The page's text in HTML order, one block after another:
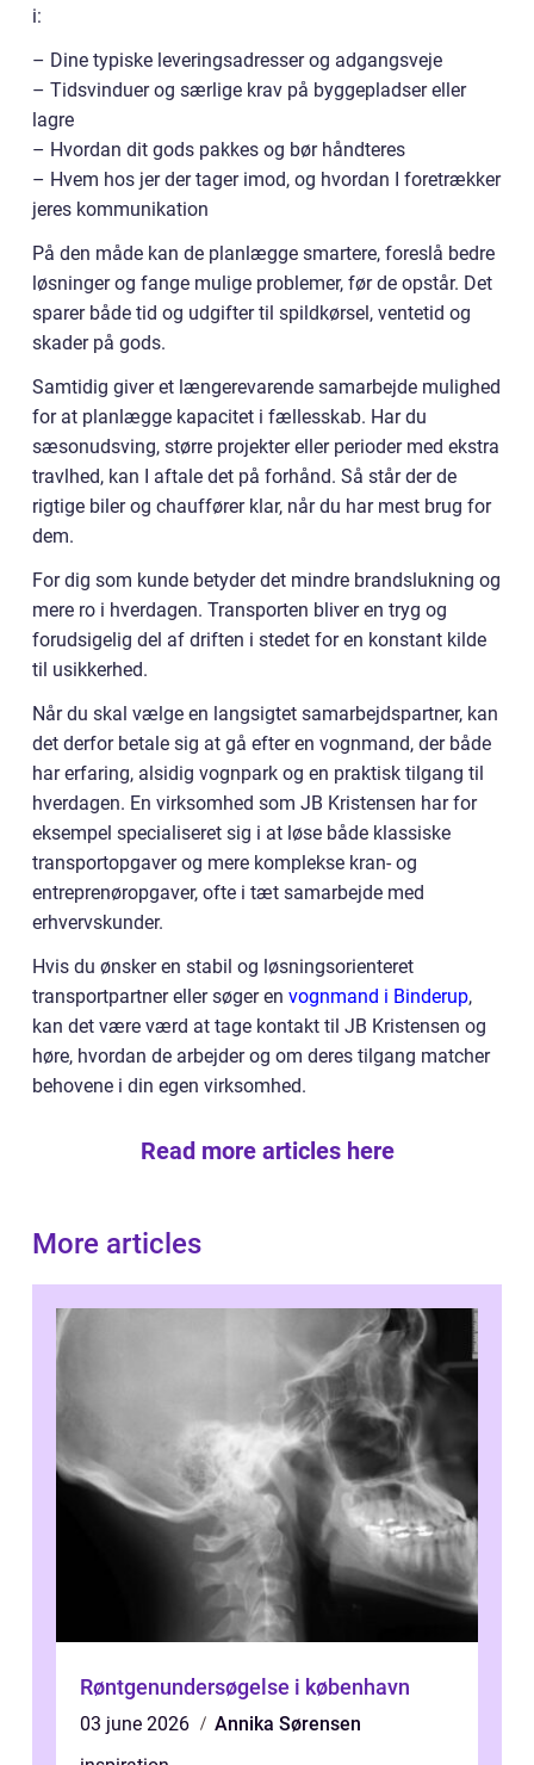
i:
– Dine typiske leveringsadresser og adgangsveje
– Tidsvinduer og særlige krav på byggepladser eller
lagre
– Hvordan dit gods pakkes og bør håndteres
– Hvem hos jer der tager imod, og hvordan I foretrækker
jeres kommunikation
På den måde kan de planlægge smartere, foreslå bedre
løsninger og fange mulige problemer, før de opstår. Det
sparer både tid og udgifter til spildkørsel, ventetid og
skader på gods.
Samtidig giver et længerevarende samarbejde mulighed
for at planlægge kapacitet i fællesskab. Har du
sæsonudsving, større projekter eller perioder med ekstra
travlhed, kan I aftale det på forhånd. Så står der de
rigtige biler og chauffører klar, når du har mest brug for
dem.
For dig som kunde betyder det mindre brandslukning og
mere ro i hverdagen. Transporten bliver en tryg og
forudsigelig del af driften i stedet for en konstant kilde
til usikkerhed.
Når du skal vælge en langsigtet samarbejdspartner, kan
det derfor betale sig at gå efter en vognmand, der både
har erfaring, alsidig vognpark og en praktisk tilgang til
hverdagen. En virksomhed som JB Kristensen har for
eksempel specialiseret sig i at løse både klassiske
transportopgaver og mere komplekse kran- og
entreprenøropgaver, ofte i tæt samarbejde med
erhvervskunder.
Hvis du ønsker en stabil og løsningsorienteret
transportpartner eller søger en vognmand i Binderup,
kan det være værd at tage kontakt til JB Kristensen og
høre, hvordan de arbejder og om deres tilgang matcher
behovene i din egen virksomhed.
Read more articles here
More articles
Røntgenundersøgelse i københavn
03 june 2026
Annika Sørensen